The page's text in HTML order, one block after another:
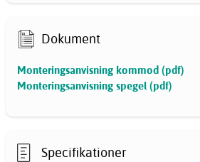
Dokument
Monteringsanvisning kommod (pdf)
Monteringsanvisning spegel (pdf)
Specifikationer